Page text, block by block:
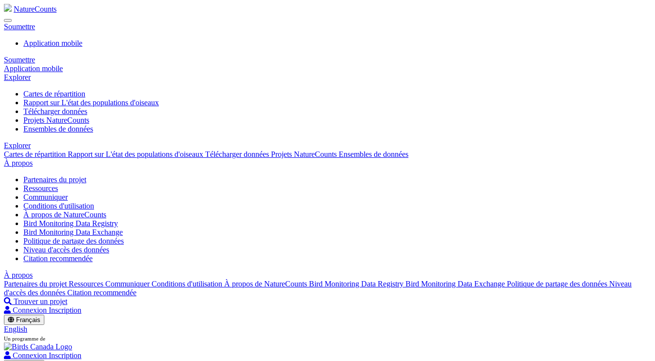
NatureCounts
Soumettre
Application mobile
Soumettre
Application mobile
Explorer
Cartes de répartition
Rapport sur L'état des populations d'oiseaux
Télécharger données
Projets NatureCounts
Ensembles de données
Explorer
Cartes de répartition Rapport sur L'état des populations d'oiseaux Télécharger données Projets NatureCounts Ensembles de données
À propos
Partenaires du projet
Ressources
Communiquer
Conditions d'utilisation
À propos de NatureCounts
Bird Monitoring Data Registry
Bird Monitoring Data Exchange
Politique de partage des données
Niveau d'accès des données
Citation recommendée
À propos
Partenaires du projet Ressources CommuniquerConditions d'utilisation À propos de NatureCounts Bird Monitoring Data Registry Bird Monitoring Data Exchange Politique de partage des données Niveau
d'accès des données Citation recommendée
Trouver un projet
Connexion Inscription
Français
English
Un programme de
Connexion Inscription